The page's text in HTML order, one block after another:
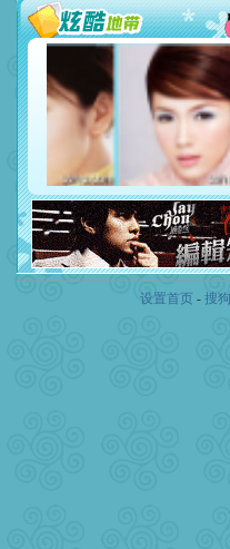
设置首页 - 搜